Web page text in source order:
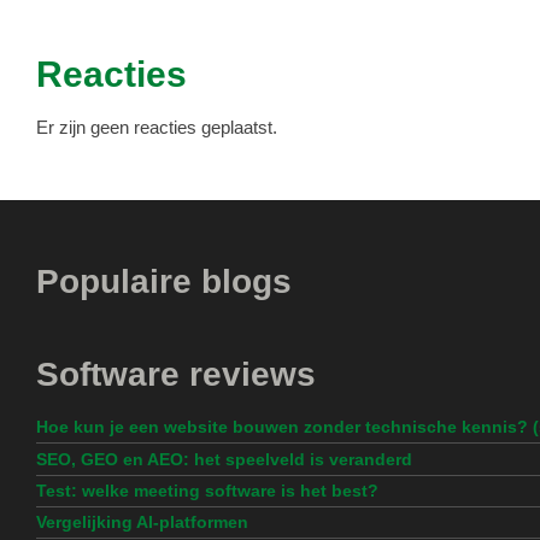
Reacties
Er zijn geen reacties geplaatst.
Populaire blogs
Software reviews
Hoe kun je een website bouwen zonder technische kennis?
SEO, GEO en AEO: het speelveld is veranderd
Test: welke meeting software is het best?
Vergelijking AI-platformen